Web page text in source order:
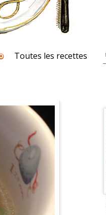
Toutes les recettes